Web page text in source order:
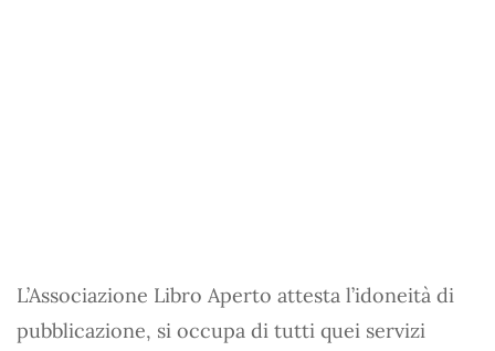
L’Associazione Libro Aperto attesta l’idoneità di
pubblicazione, si occupa di tutti quei servizi